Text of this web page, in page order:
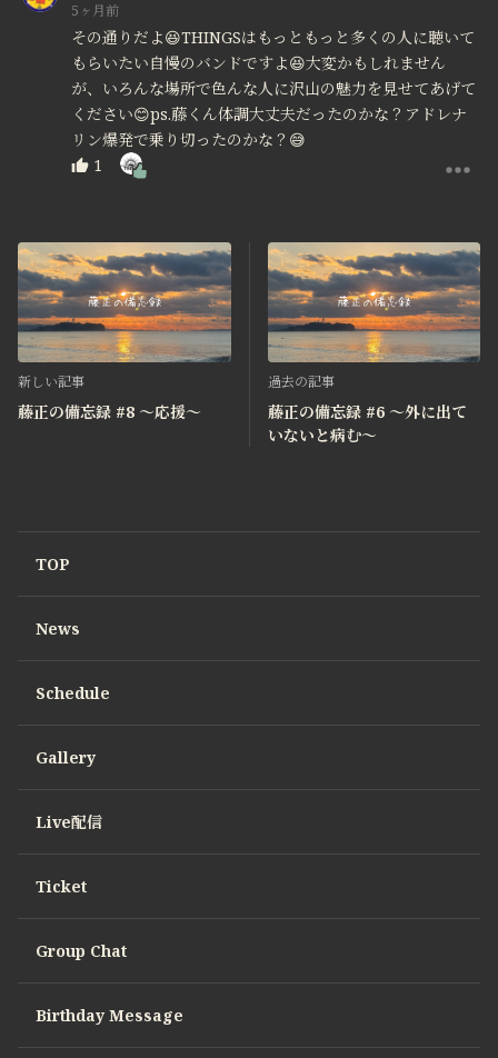
5ヶ月前
その通りだよ😆THINGSはもっともっと多くの人に聴いて
もらいたい自慢のバンドですよ😆大変かもしれません
が、いろんな場所で色んな人に沢山の魅力を見せてあげて
ください😊ps.藤くん体調大丈夫だったのかな？アドレナ
リン爆発で乗り切ったのかな？😅
1
新しい記事
藤正の備忘録 #8 〜応援〜
過去の記事
藤正の備忘録 #6 〜外に出て
いないと病む〜
TOP
News
Schedule
Gallery
Live配信
Ticket
Group Chat
Birthday Message